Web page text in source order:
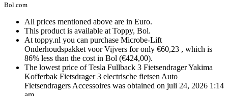
Bol.com
All prices mentioned above are in Euro.
This product is available at Toppy, Bol.
At toppy.nl you can purchase Microbe-Lift
Onderhoudspakket voor Vijvers for only €60,23 , which is
86% less than the cost in Bol (€424,00).
The lowest price of Tesla Fullback 3 Fietsendrager Yakima
Kofferbak Fietsdrager 3 electrische fietsen Auto
Fietsendragers Accessoires was obtained on juli 24, 2026 1:14